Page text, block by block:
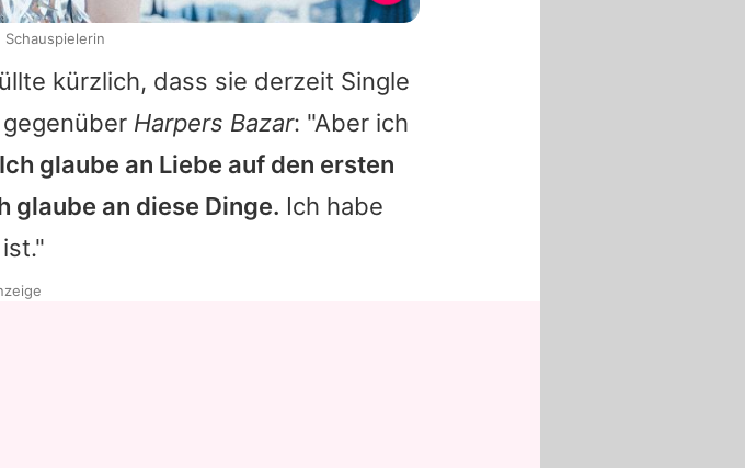
kürzlich, dass sie derzeit Single
Harpers Bazar: "Aber ich
Ich glaube an Liebe auf den ersten
glaube an diese Dinge. Ich habe
Schauspielerin